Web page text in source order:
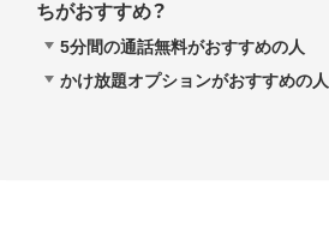
ちがおすすめ？
5分間の通話無料がおすすめの人
かけ放題オプションがおすすめの人